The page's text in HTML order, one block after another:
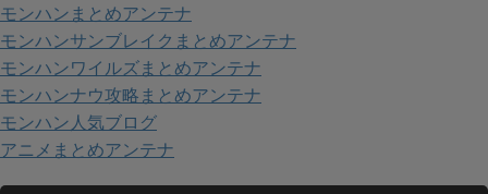
モンハンまとめアンテナ
モンハンサンブレイクまとめアンテナ
モンハンワイルズまとめアンテナ
モンハンナウ攻略まとめアンテナ
モンハン人気ブログ
アニメまとめアンテナ